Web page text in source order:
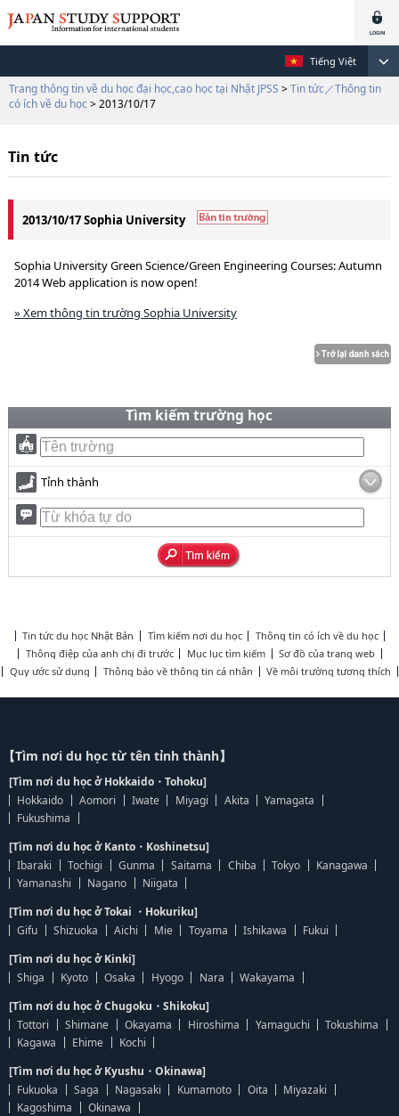
Tiếng Việt
Trang thông tin về du học đại học,cao học tại Nhật JPSS > Tin tức／Thông tin
có ích về du học > 2013/10/17
Tin tức
2013/10/17 Sophia University
Sophia University Green Science/Green Engineering Courses: Autumn
2014 Web application is now open!
» Xem thông tin trường Sophia University
Tìm kiếm trường học
Tỉnh thành
Tin tức du học Nhật Bản Tìm kiếm nơi du học
Thông tin có ích về du học
Thông điệp của anh chị đi trước
Mục lục tìm kiếm
Sơ đồ của trang web
Quy ước sử dụng
Thông báo về thông tin cá nhân Về môi trường tương thích
【Tìm nơi du học từ tên tỉnh thành】
[Tìm nơi du học ở Hokkaido・Tohoku]
Hokkaido
Aomori Iwate Miyagi Akita
Yamagata
Fukushima
[Tìm nơi du học ở Kanto・Koshinetsu]
Ibaraki
Tochigi Gunma Saitama Chiba Tokyo
Kanagawa
Yamanashi
Nagano
Niigata
[Tìm nơi du học ở Tokai ・Hokuriku]
Gifu
Shizuoka Aichi Mie Toyama Ishikawa
Fukui
[Tìm nơi du học ở Kinki]
Shiga
Kyoto Osaka Hyogo Nara
Wakayama
[Tìm nơi du học ở Chugoku・Shikoku]
Tottori
Shimane Okayama Hiroshima Yamaguchi
Tokushima
Kagawa
Ehime
Kochi
[Tìm nơi du học ở Kyushu・Okinawa]
Fukuoka
Saga Nagasaki Kumamoto Oita
Miyazaki
Kagoshima
Okinawa